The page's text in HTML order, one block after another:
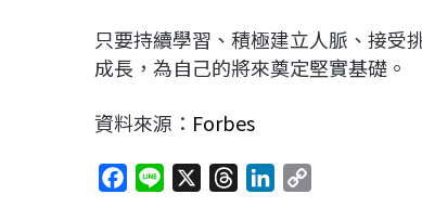
只要持續學習、積極建立人脈、接受
成長，為自己的將來奠定堅實基礎。
資料來源： Forbes